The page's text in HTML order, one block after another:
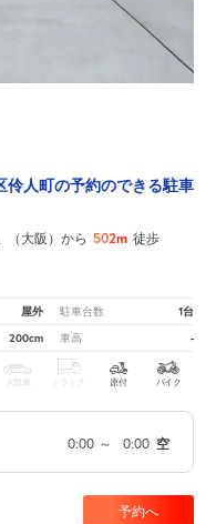
伶人町の予約のできる駐車
（大阪）から 502m 徒歩
屋外 駐車台数 1台
200cm 車高 -
大型車 トラック 原付 バイク
0:00 ～ 0:00 空
予約へ